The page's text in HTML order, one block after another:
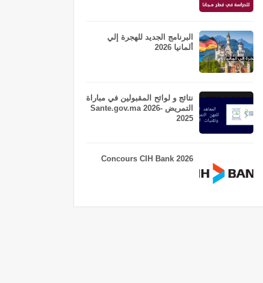
البرنامج الجديد للهجرة إلي
ألمانيا 2026
نتائج و لوائح المقبولين في مباراة
التمريض Sante.gov.ma 2026-
2025
Concours CIH Bank 2026